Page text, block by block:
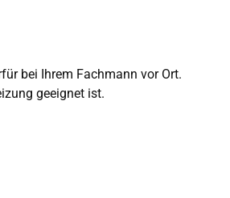
bei Ihrem Fachmann vor Ort.
geeignet ist.